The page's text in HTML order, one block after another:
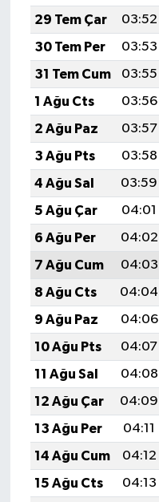
29 Tem Çar
03:52
30 Tem Per
03:53
31 Tem Cum
03:55
1 Ağu Cts
03:56
2 Ağu Paz
03:57
3 Ağu Pts
03:58
4 Ağu Sal
03:59
5 Ağu Çar
04:01
6 Ağu Per
04:02
7 Ağu Cum
04:03
8 Ağu Cts
04:04
9 Ağu Paz
04:06
10 Ağu Pts
04:07
11 Ağu Sal
04:08
12 Ağu Çar
04:09
13 Ağu Per
04:11
14 Ağu Cum
04:12
15 Ağu Cts
04:13